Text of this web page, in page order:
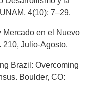
4(10): 7–29.
Mercado en el Nuevo
210, Julio-Agosto.
Brazil: Overcoming
Boulder, CO: